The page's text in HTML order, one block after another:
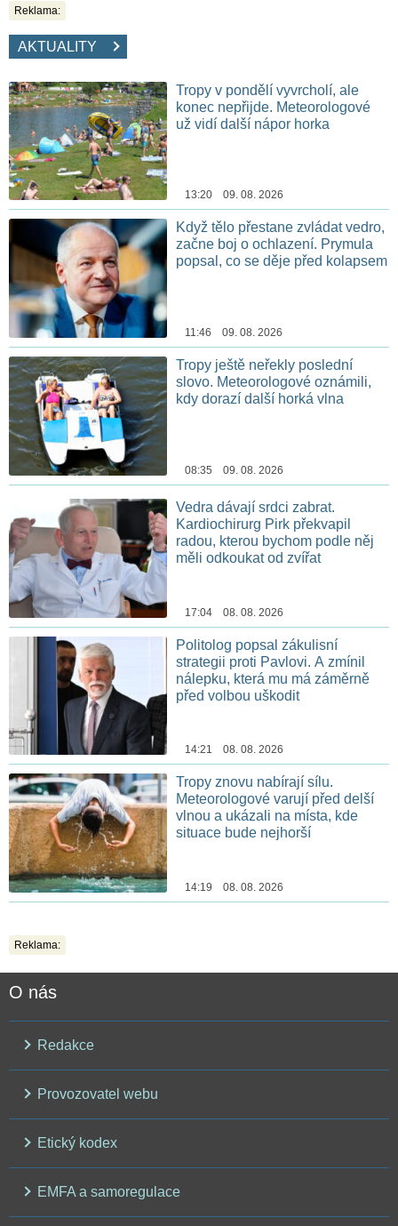
Reklama:
AKTUALITY
Tropy v pondělí vyvrcholí, ale
konec nepřijde. Meteorologové
už vidí další nápor horka
13:20 09. 08. 2026
Když tělo přestane zvládat vedro,
začne boj o ochlazení. Prymula
popsal, co se děje před kolapsem
11:46 09. 08. 2026
Tropy ještě neřekly poslední
slovo. Meteorologové oznámili,
kdy dorazí další horká vlna
08:35 09. 08. 2026
Vedra dávají srdci zabrat.
Kardiochirurg Pirk překvapil
radou, kterou bychom podle něj
měli odkoukat od zvířat
17:04 08. 08. 2026
Politolog popsal zákulisní
strategii proti Pavlovi. A zmínil
nálepku, která mu má záměrně
před volbou uškodit
14:21 08. 08. 2026
Tropy znovu nabírají sílu.
Meteorologové varují před delší
vlnou a ukázali na místa, kde
situace bude nejhorší
14:19 08. 08. 2026
Reklama:
O nás
Redakce
Provozovatel webu
Etický kodex
EMFA a samoregulace